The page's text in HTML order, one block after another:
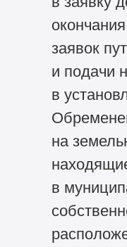
заявок
и подачи
в
на
в